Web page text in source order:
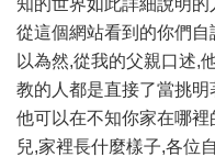
知的世界如此詳細說明
從這個網站看到的你們
以為然,從我的父親口述,
教的人都是直接了當挑明
他可以在不知你家在哪
兒,家裡長什麼樣子,各位